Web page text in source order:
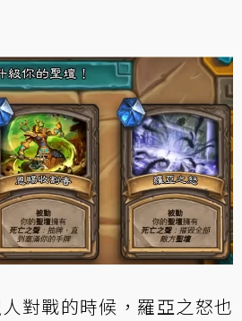
對戰的時候，羅亞之怒也